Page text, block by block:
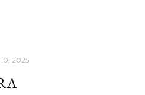
2025